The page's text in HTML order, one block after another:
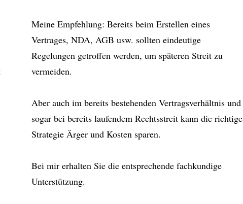
Meine Empfehlung: Bereits beim Erstellen eines
Vertrages, NDA, AGB usw. sollten eindeutige
Regelungen getroffen werden, um späteren Streit zu
vermeiden.
Aber auch im bereits bestehenden Vertragsverhältnis und
sogar bei bereits laufendem Rechtsstreit kann die richtige
Strategie Ärger und Kosten sparen.
Bei mir erhalten Sie die entsprechende fachkundige
Unterstützung.